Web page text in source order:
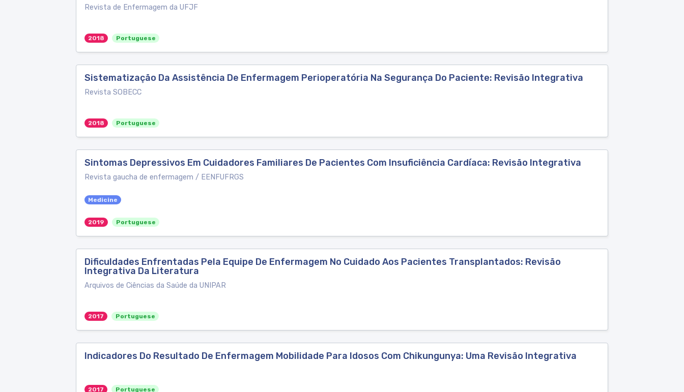
Revista de Enfermagem da UFJF
2018 Portuguese
Sistematização Da Assistência De Enfermagem Perioperatória Na Segurança Do Paciente: Revisão Integrativa
Revista SOBECC
2018 Portuguese
Sintomas Depressivos Em Cuidadores Familiares De Pacientes Com Insuficiência Cardíaca: Revisão Integrativa
Revista gaucha de enfermagem / EENFUFRGS
Medicine
2019 Portuguese
Dificuldades Enfrentadas Pela Equipe De Enfermagem No Cuidado Aos Pacientes Transplantados: Revisão
Integrativa Da Literatura
Arquivos de Ciências da Saúde da UNIPAR
2017 Portuguese
Indicadores Do Resultado De Enfermagem Mobilidade Para Idosos Com Chikungunya: Uma Revisão Integrativa
2017 Portuguese